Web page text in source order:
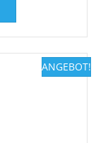
ANGEBOT!